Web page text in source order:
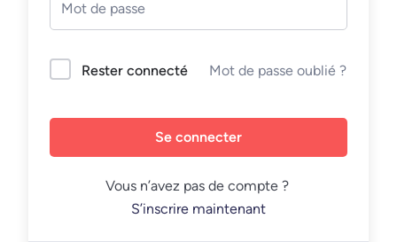
Rester connecté Mot de passe oublié ?
Se connecter
Vous n’avez pas de compte ?
S’inscrire maintenant